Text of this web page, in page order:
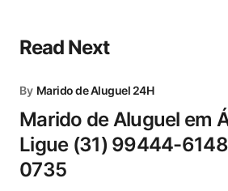
Read Next
By Marido de Aluguel 24H
Marido de Aluguel em
Ligue (31) 99444-
0735